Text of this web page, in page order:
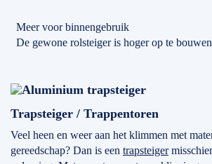
Meer voor binnengebruik
De gewone rolsteiger is hoger op te bouwen
Trapsteiger / Trappentoren
Veel heen en weer aan het klimmen met
gereedschap? Dan is een trapsteiger